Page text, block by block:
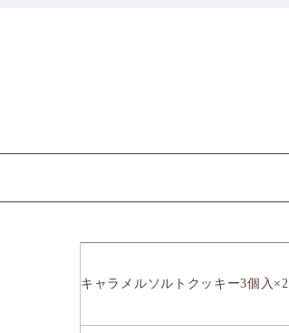
キャラメルソルトクッキー3個入×2